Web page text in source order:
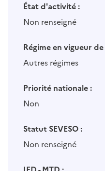
État d'activité :
Non renseigné
Régime en vigueur
Autres régimes
Priorité nationale :
Non
Statut SEVESO :
Non renseigné